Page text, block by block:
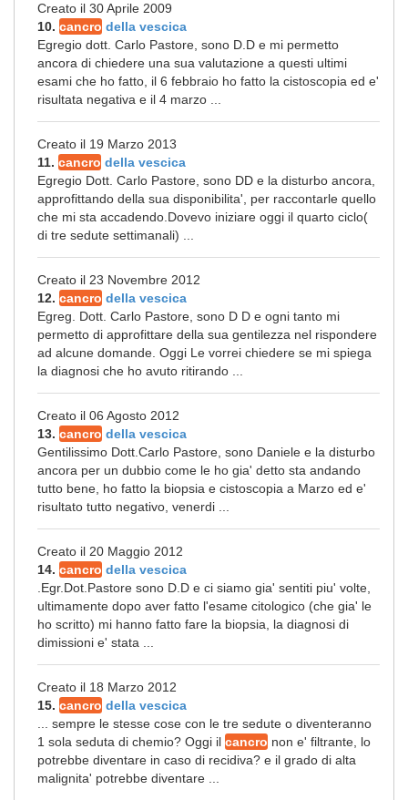
Creato il 30 Aprile 2009
10. cancro della vescica
Egregio dott. Carlo Pastore, sono D.D e mi permetto
ancora di chiedere una sua valutazione a questi ultimi
esami che ho fatto, il 6 febbraio ho fatto la cistoscopia ed e'
risultata negativa e il 4 marzo ...
Creato il 19 Marzo 2013
11. cancro della vescica
Egregio Dott. Carlo Pastore, sono DD e la disturbo ancora,
approfittando della sua disponibilita', per raccontarle quello
che mi sta accadendo.Dovevo iniziare oggi il quarto ciclo(
di tre sedute settimanali) ...
Creato il 23 Novembre 2012
12. cancro della vescica
Egreg. Dott. Carlo Pastore, sono D D e ogni tanto mi
permetto di approfittare della sua gentilezza nel rispondere
ad alcune domande. Oggi Le vorrei chiedere se mi spiega
la diagnosi che ho avuto ritirando ...
Creato il 06 Agosto 2012
13. cancro della vescica
Gentilissimo Dott.Carlo Pastore, sono Daniele e la disturbo
ancora per un dubbio come le ho gia' detto sta andando
tutto bene, ho fatto la biopsia e cistoscopia a Marzo ed e'
risultato tutto negativo, venerdi ...
Creato il 20 Maggio 2012
14. cancro della vescica
.Egr.Dot.Pastore sono D.D e ci siamo gia' sentiti piu' volte,
ultimamente dopo aver fatto l'esame citologico (che gia' le
ho scritto) mi hanno fatto fare la biopsia, la diagnosi di
dimissioni e' stata ...
Creato il 18 Marzo 2012
15. cancro della vescica
... sempre le stesse cose con le tre sedute o diventeranno
1 sola seduta di chemio? Oggi il cancro non e' filtrante, lo
potrebbe diventare in caso di recidiva? e il grado di alta
malignita' potrebbe diventare ...